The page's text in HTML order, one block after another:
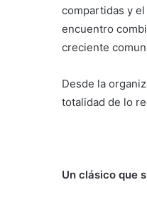
compartidas y
encuentro
creciente
Desde la
totalidad de lo
Un clásico que